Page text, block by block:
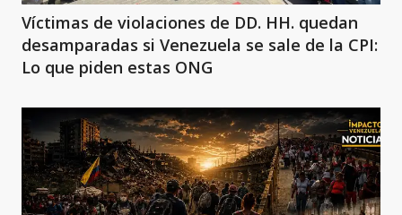
Víctimas de violaciones de DD. HH. quedan
desamparadas si Venezuela se sale de la CPI:
Lo que piden estas ONG